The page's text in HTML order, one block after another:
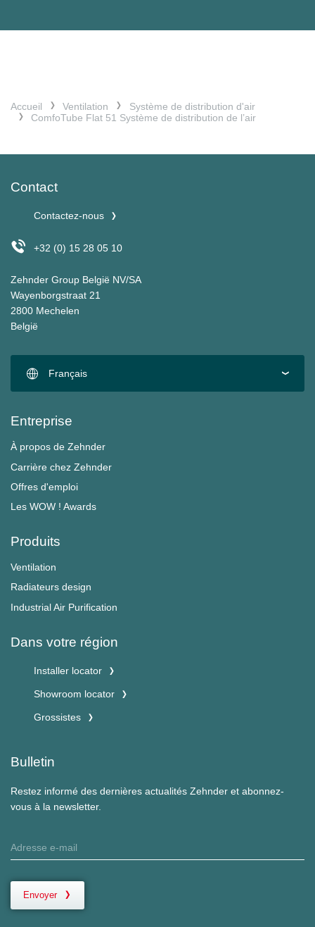
Accueil Ventilation
Système de distribution d'air
ComfoTube Flat 51 Système de distribution de l’air
Contact
Contactez-nous
+32 (0) 15 28 05 10
Zehnder Group België NV/SA
Wayenborgstraat 21
2800 Mechelen
België
Français
Entreprise
À propos de Zehnder
Carrière chez Zehnder
Offres d'emploi
Les WOW ! Awards
Produits
Ventilation
Radiateurs design
Industrial Air Purification
Dans votre région
Installer locator
Showroom locator
Grossistes
Bulletin
Restez informé des dernières actualités Zehnder et abonnez-
vous à la newsletter.
Envoyer